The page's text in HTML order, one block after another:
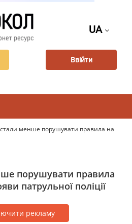
UA
Ввійти
стали менше порушувати правила на
порушувати правила
патрульної поліції
рекламу